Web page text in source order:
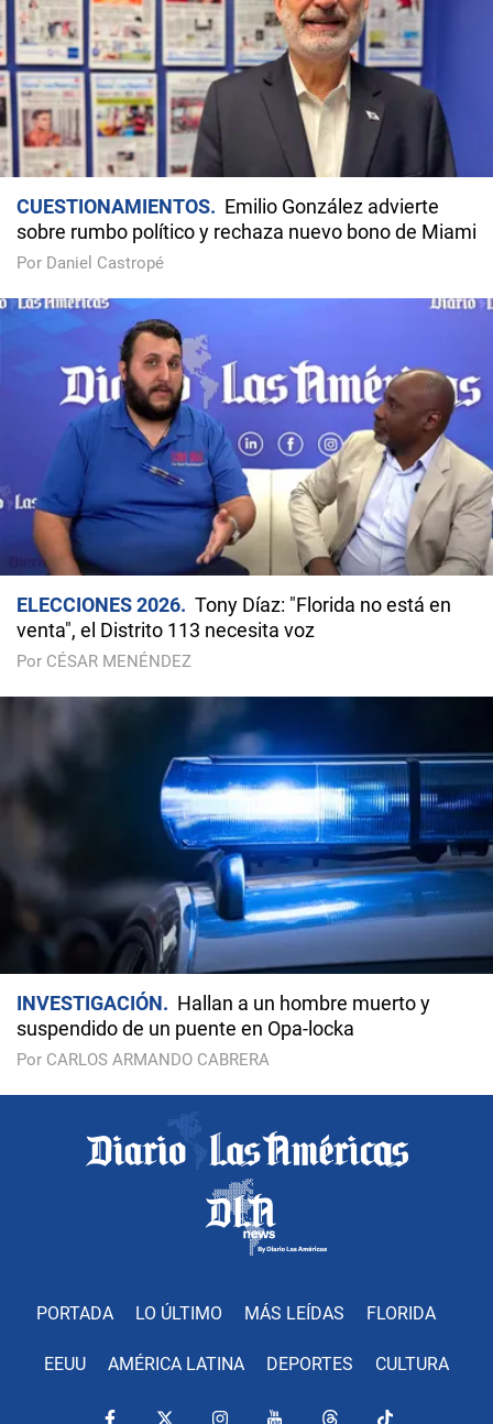
CUESTIONAMIENTOS
Emilio González advierte
sobre rumbo político y rechaza nuevo bono de Miami
Por Daniel Castropé
ELECCIONES 2026
Tony Díaz: "Florida no está en
venta", el Distrito 113 necesita voz
Por CÉSAR MENÉNDEZ
INVESTIGACIÓN
Hallan a un hombre muerto y
suspendido de un puente en Opa-locka
Por CARLOS ARMANDO CABRERA
PORTADA LO ÚLTIMO MÁS LEÍDAS FLORIDA
EEUU AMÉRICA LATINA DEPORTES CULTURA